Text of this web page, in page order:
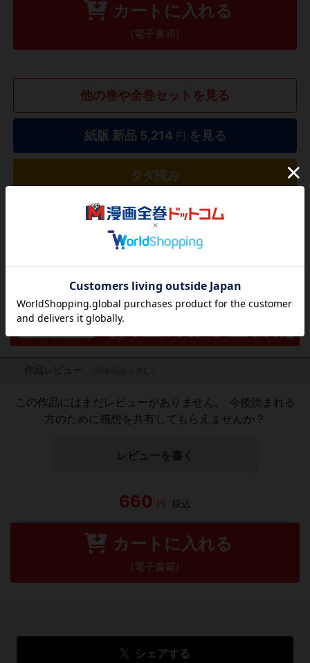
カートに入れる
(電子書籍)
他の巻や全巻セットを見る
紙版 新品 5,214 円 を見る
タダ読み
欲しいリストに追加する
気になる商品を登録
この作品にはまだレビューがありません。 今後読まれる
方のために感想を共有してもらえませんか？
レビューを書く
660 円 税込
カートに入れる
(電子書籍)
シェアする